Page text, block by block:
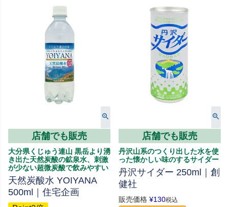
店舗でも販売
大分県くじゅう連山 黒岳より湧
き出た天然炭酸の鉱泉水、刺激
が少ない超微炭酸で飲みやすい
天然炭酸水 YOIYANA
500ml｜住宅企画
店舗でも販売
丹沢山系のつくり出した水を使
った懐かしい味のするサイダー
丹沢サイダー 250ml｜創
健社
販売価格 ¥130税込